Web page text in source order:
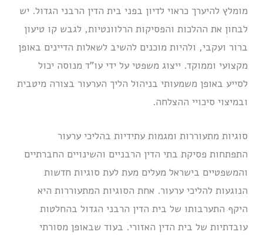
מומלץ להיערך כראוי לדיון בפני בית הדין הרבני הגדול. יש
לבחון את ההלכות והפסיקות הרלוונטיות, לגבש קו טיעון
ברור ועקבי, ולהיות מוכנים להשיב לשאלות הדיינים באופן
מקצועי וממוקד. ייצוג משפטי על ידי עו”ד מנוסה יכול
לסייע באופן משמעותי בניהול הליך הערעור בצורה מיטבית
ובמיצוי סיכויי ההצלחה.
סוגיות מתעוררות ומגמות עתידיות בהליכי ערעור
התפתחות פסיקת בתי הדין הרבניים והשינויים החברתיים
והמשפטיים בישראל מעלים מעת לעת סוגיות חדשות
הנוגעות להליכי ערעור. אחת הסוגיות המתעוררות היא
היקף התערבותו של בית הדין הרבני הגדול בהחלטות
עובדתיות של בית הדין האזורי. בעוד שבאופן מסורתי